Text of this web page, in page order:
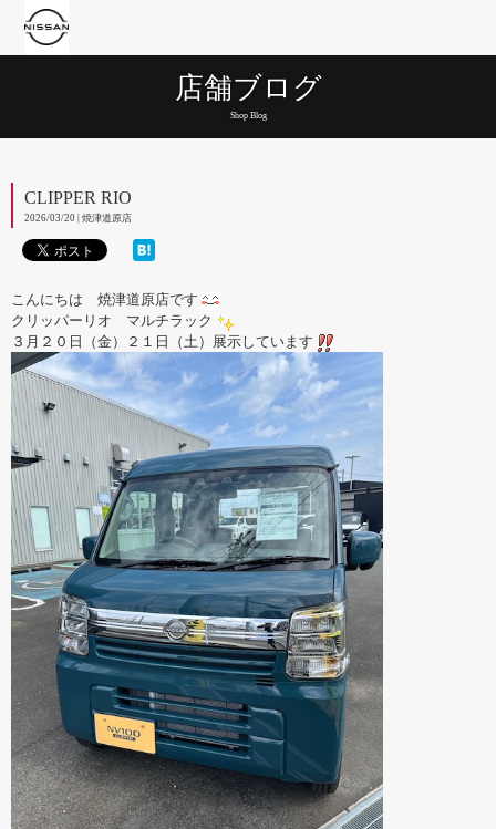
店舗ブログ
Shop Blog
CLIPPER RIO
2026/03/20 | 焼津道原店
こんにちは 焼津道原店です
クリッパーリオ マルチラック
３月２０日（金）２１日（土）展示しています